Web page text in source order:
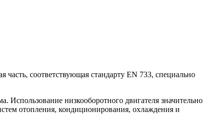
соответствующая стандарту EN 733, специально
низкооборотного двигателя значительно
отопления, кондиционирования, охлаждения и